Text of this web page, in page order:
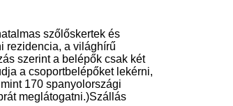
szőlőskertek és
rezidencia, a világhírű
szerint a belépők csak két
a csoportbelépőket lekérni,
170 spanyolországi
meglátogatni.)Szállás